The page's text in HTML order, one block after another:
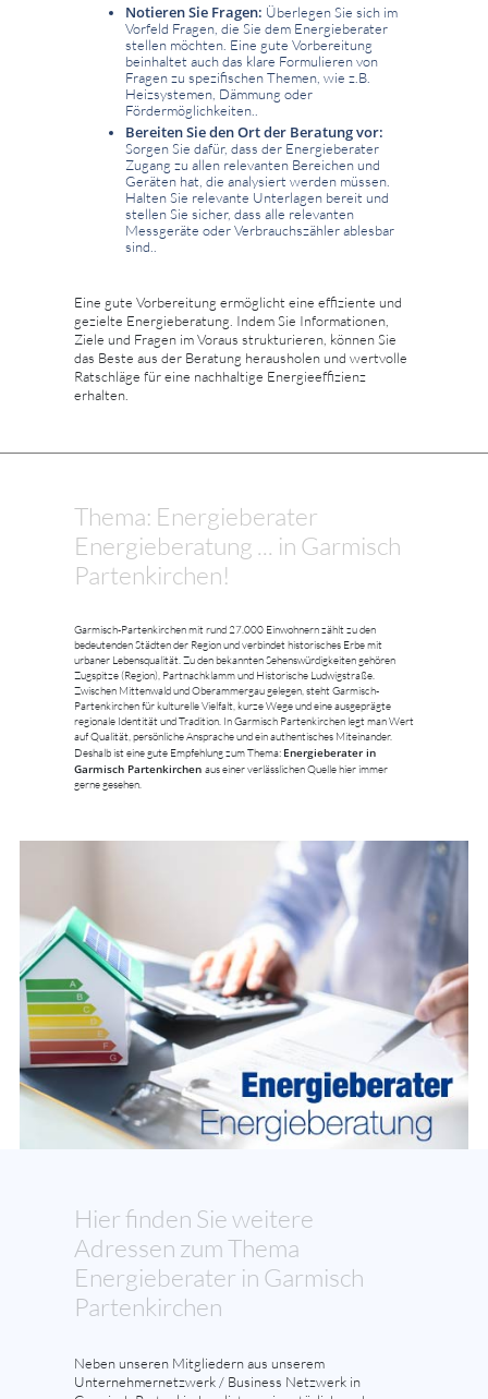
Notieren Sie Fragen: Überlegen Sie sich im
Vorfeld Fragen, die Sie dem Energieberater
stellen möchten. Eine gute Vorbereitung
beinhaltet auch das klare Formulieren von
Fragen zu spezifischen Themen, wie z.B.
Heizsystemen, Dämmung oder
Fördermöglichkeiten..
Bereiten Sie den Ort der Beratung vor:
Sorgen Sie dafür, dass der Energieberater
Zugang zu allen relevanten Bereichen und
Geräten hat, die analysiert werden müssen.
Halten Sie relevante Unterlagen bereit und
stellen Sie sicher, dass alle relevanten
Messgeräte oder Verbrauchszähler ablesbar
sind..
Eine gute Vorbereitung ermöglicht eine effiziente und
gezielte Energieberatung. Indem Sie Informationen,
Ziele und Fragen im Voraus strukturieren, können Sie
das Beste aus der Beratung herausholen und wertvolle
Ratschläge für eine nachhaltige Energieeffizienz
erhalten.
Thema: Energieberater
Energieberatung ... in Garmisch
Partenkirchen!
Garmisch-Partenkirchen mit rund 27.000 Einwohnern zählt zu den
bedeutenden Städten der Region und verbindet historisches Erbe mit
urbaner Lebensqualität. Zu den bekannten Sehenswürdigkeiten gehören
Zugspitze (Region), Partnachklamm und Historische Ludwigstraße.
Zwischen Mittenwald und Oberammergau gelegen, steht Garmisch-
Partenkirchen für kulturelle Vielfalt, kurze Wege und eine ausgeprägte
regionale Identität und Tradition. In Garmisch Partenkirchen legt man Wert
auf Qualität, persönliche Ansprache und ein authentisches Miteinander.
Deshalb ist eine gute Empfehlung zum Thema: Energieberater in
Garmisch Partenkirchen aus einer verlässlichen Quelle hier immer
gerne gesehen.
Hier finden Sie weitere
Adressen zum Thema
Energieberater in Garmisch
Partenkirchen
Neben unseren Mitgliedern aus unserem
Unternehmernetzwerk / Business Netzwerk in